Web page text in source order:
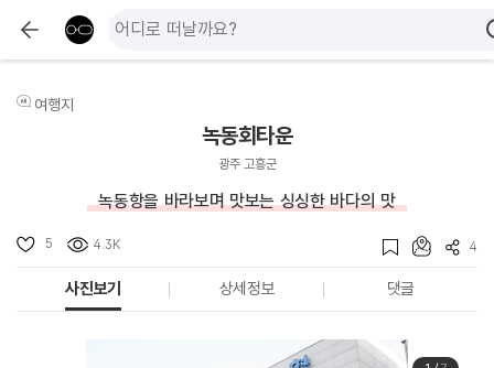
여행지
녹동회타운
광주 고흥군
녹동항을 바라보며 맛보는 싱싱한 바다의 맛
5 4.3K 4
사진보기 상세정보 댓글